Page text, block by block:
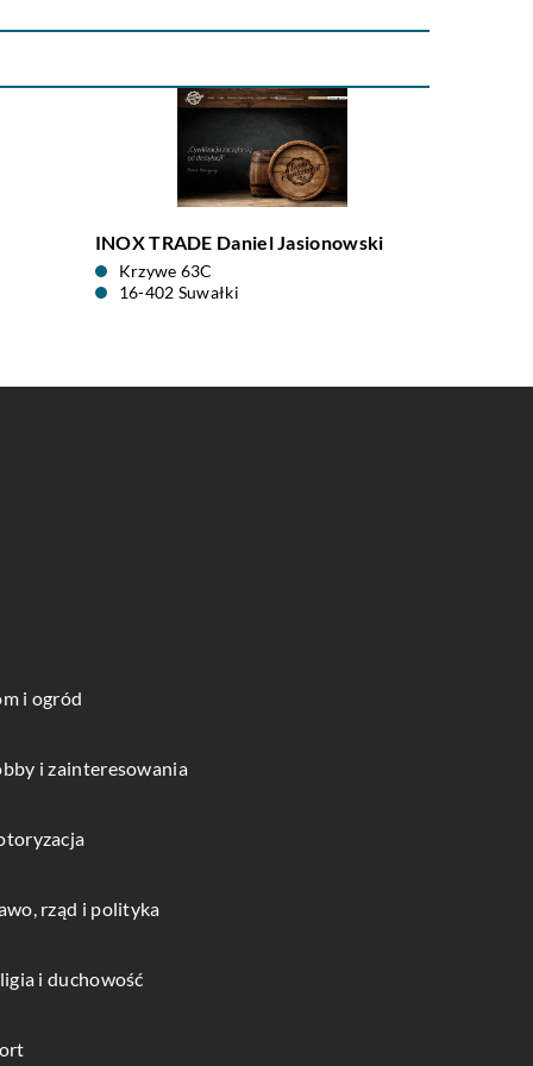
INOX TRADE Daniel Jasionowski
Krzywe 63C
16-402 Suwałki
i ogród
i zainteresowania
rząd i polityka
i duchowość